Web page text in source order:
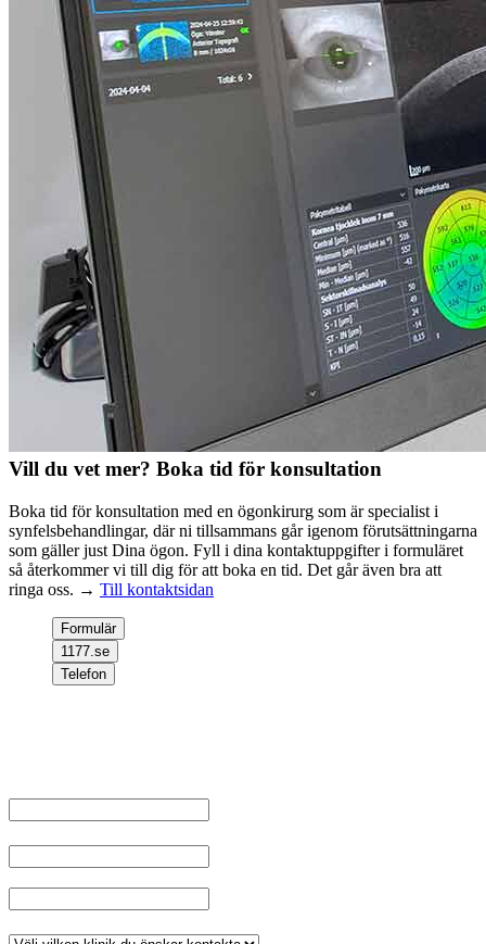
Vill du vet mer? Boka tid för konsultation
Boka tid för konsultation med en ögonkirurg som är specialist i
synfelsbehandlingar, där ni tillsammans går igenom förutsättningarna
som gäller just Dina ögon. Fyll i dina kontaktuppgifter i formuläret
så återkommer vi till dig för att boka en tid. Det går även bra att
ringa oss. → Till kontaktsidan
Formulär
1177.se
Telefon